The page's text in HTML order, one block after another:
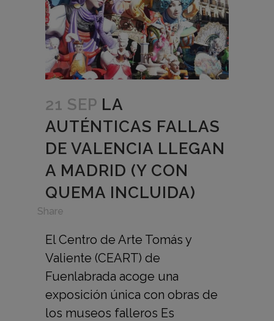
21 SEP LA
AUTÉNTICAS FALLAS
DE VALENCIA LLEGAN
A MADRID (Y CON
QUEMA INCLUIDA)
Share
El Centro de Arte Tomás y
Valiente (CEART) de
Fuenlabrada acoge una
exposición única con obras de
los museos falleros Es